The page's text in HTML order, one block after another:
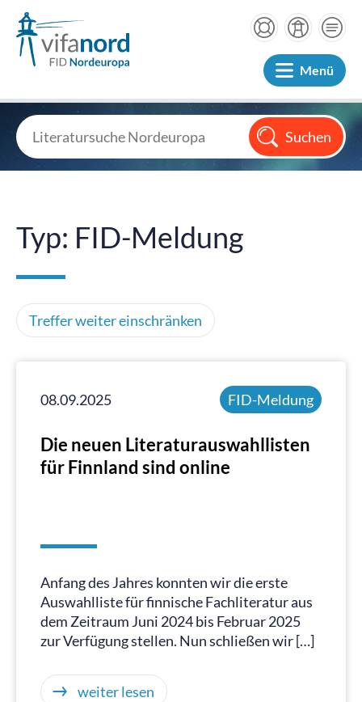
Menü
Typ: FID-Meldung
Treffer weiter einschränken
08.09.2025 FID-Meldung
Die neuen Literaturauswahllisten
für Finnland sind online
Anfang des Jahres konnten wir die erste
Auswahlliste für finnische Fachliteratur aus
dem Zeitraum Juni 2024 bis Februar 2025
zur Verfügung stellen. Nun schließen wir […]
weiter lesen